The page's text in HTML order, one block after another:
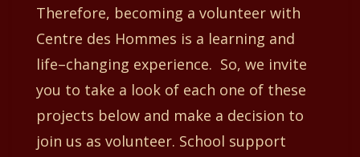
Therefore, becoming a volunteer with
Centre des Hommes is a learning and
life–changing experience. So, we invite
you to take a look of each one of these
projects below and make a decision to
join us as volunteer. School support